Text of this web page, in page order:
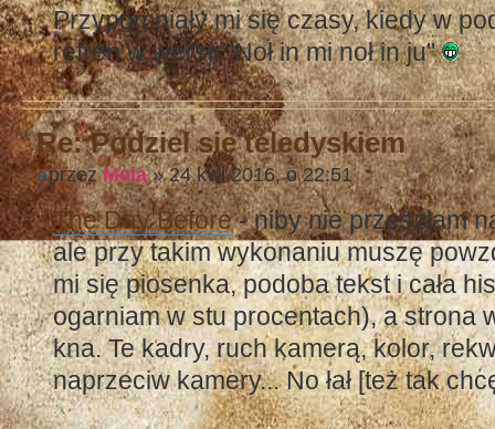
Przypomniały mi się czasy, kiedy w
refren w wersji "Noł in mi noł in ju"
Re: Podziel się teledyskiem
przezMela» 24 kwi 2016, o 22:51
The Day Before- niby nie przeszłam
ale przy takim wykonaniu muszę
mi się piosenka, podoba tekst i cała
ogarniam w stu procentach), a strona
kna. Te kadry, ruch kamerą, kolor,
naprzeciw kamery... No łał [też tak